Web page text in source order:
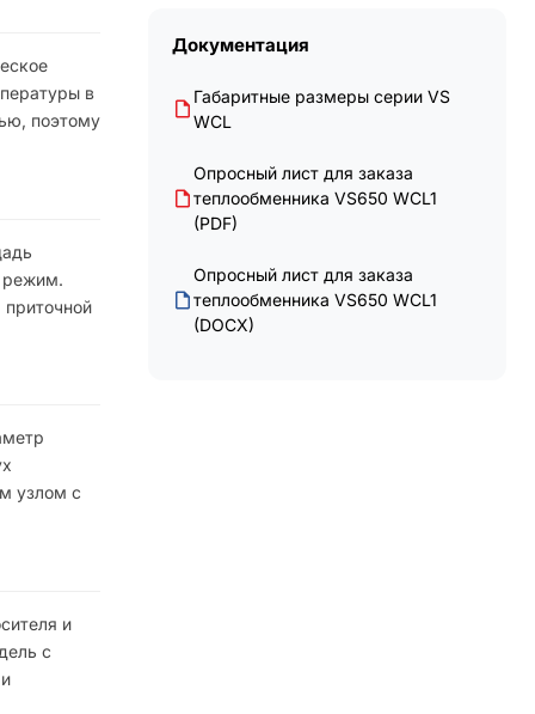
в
поэтому
режим.
узлом с
и
с
Документация
Габаритные размеры серии VS
WCL
Опросный лист для заказа
теплообменника VS650 WCL1
(PDF)
Опросный лист для заказа
теплообменника VS650 WCL1
(DOCX)